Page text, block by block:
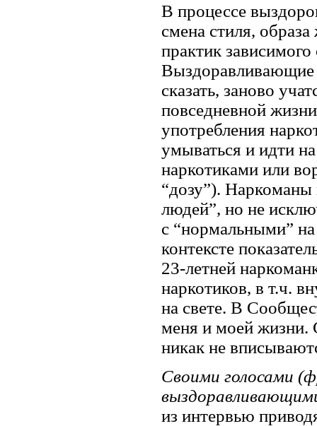
В процессе
смена стиля,
практик
Выздоравливающие
сказать, заново
повседневной
употребления
умываться и идти
наркотиками или
“дозу”).
людей”, но не
с “нормальными”
контексте
23-летней
наркотиков, в т.ч.
на свете. В
меня и моей жизни.
никак не
Своими голосами
из интервью